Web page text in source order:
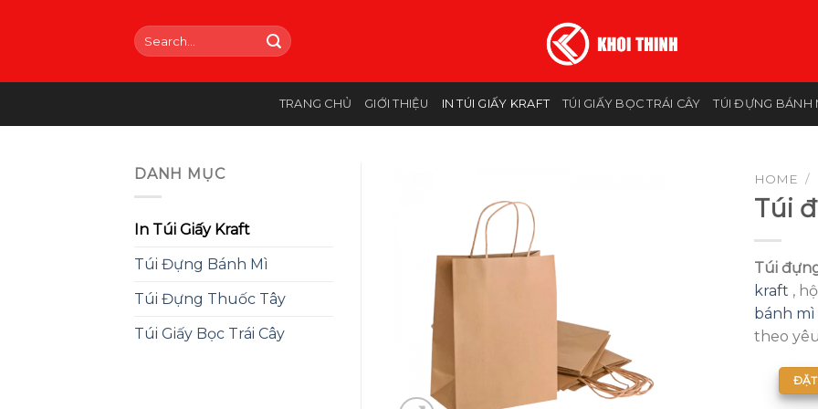
Search
for:
TRANG CHỦ GIỚI THIỆU IN TÚI GIẤY KRAFT TÚI GIẤY BỌC TRÁI CÂY TÚI ĐỰNG BÁNH
DANH MỤC
In Túi Giấy Kraft
Túi Đựng Bánh Mì
Túi Đựng Thuốc Tây
Túi Giấy Bọc Trái Cây
HOME /
Túi
Túi
kraft ,
bánh mì
theo